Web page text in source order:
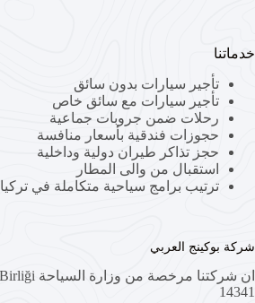
خدماتنا
تأجير سيارات بدون سائق
تأجير سيارات مع سائق خاص
رحلات ضمن جروبات جماعية
حجوزات فندقية بأسعار منافسة
حجز تذاكر طيران دولية وداخلية
استقبال من والى المطار
ترتيب برامج سياحية متكاملة في تركيا
شركة بوكينج العربي
ان شركتنا مرخصة من وزارة السياحة TÜRSAB Birliği ©
14341